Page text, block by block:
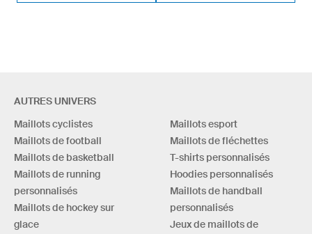
AUTRES UNIVERS
Maillots cyclistes
Maillots de football
Maillots de basketball
Maillots de running
personnalisés
Maillots de hockey sur
glace
Maillots esport
Maillots de fléchettes
T-shirts personnalisés
Hoodies personnalisés
Maillots de handball
personnalisés
Jeux de maillots de